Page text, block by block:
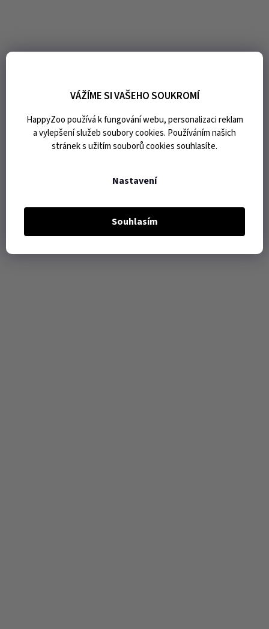
VÁŽÍME SI VAŠEHO SOUKROMÍ
HappyZoo používá k fungování webu, personalizaci reklam
a vylepšení služeb soubory cookies. Používáním našich
stránek s užitím souborů cookies souhlasíte.
Nastavení
Souhlasím